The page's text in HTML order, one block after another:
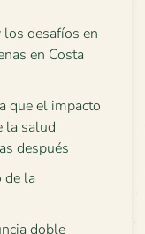
los desafíos en
en Costa
que el impacto
la salud
después
de la
doble